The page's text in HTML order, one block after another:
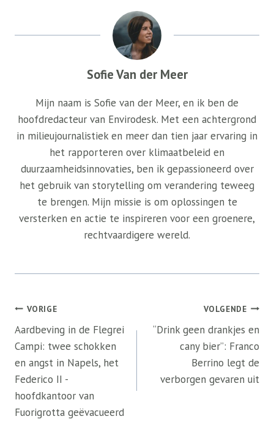
Sofie Van der Meer
Mijn naam is Sofie van der Meer, en ik ben de
hoofdredacteur van Envirodesk. Met een achtergrond
in milieujournalistiek en meer dan tien jaar ervaring in
het rapporteren over klimaatbeleid en
duurzaamheidsinnovaties, ben ik gepassioneerd over
het gebruik van storytelling om verandering teweeg
te brengen. Mijn missie is om oplossingen te
versterken en actie te inspireren voor een groenere,
rechtvaardigere wereld.
Bericht
navigatie
VORIGE
Aardbeving in de Flegrei
Campi: twee schokken
en angst in Napels, het
Federico II -
hoofdkantoor van
Fuorigrotta geëvacueerd
VOLGENDE
“Drink geen drankjes en
cany bier”: Franco
Berrino legt de
verborgen gevaren uit